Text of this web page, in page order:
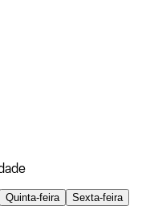
Quinta-feira
Sexta-feira